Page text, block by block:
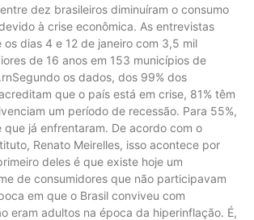
dez brasileiros diminuíram o consumo
à crise econômica. As entrevistas
dias 4 e 12 de janeiro com 3,5 mil
de 16 anos em 153 municípios de
os dados, dos 99% dos
que o país está em crise, 81% têm
um período de recessão. Para 55%,
que já enfrentaram. De acordo com o
Renato Meirelles, isso acontece por
deles é que existe hoje um
de consumidores que não participavam
em que o Brasil conviveu com
eram adultos na época da hiperinflação. É,